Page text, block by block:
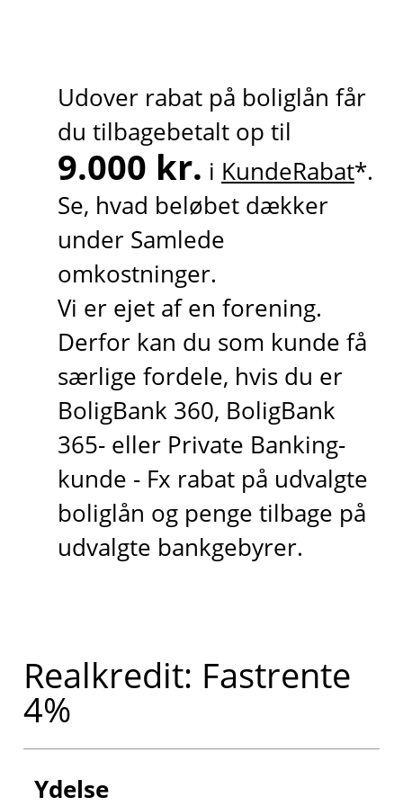
Udover rabat på boliglån får
du tilbagebetalt op til
9.000 kr. i KundeRabat*.
Se, hvad beløbet dækker
under Samlede
omkostninger.
Vi er ejet af en forening.
Derfor kan du som kunde få
særlige fordele, hvis du er
BoligBank 360, BoligBank
365- eller Private Banking-
kunde - Fx rabat på udvalgte
boliglån og penge tilbage på
udvalgte bankgebyrer.
Realkredit: Fastrente
4%
Ydelse